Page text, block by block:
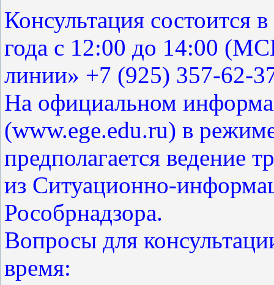
Консультация состоится
года с 12:00 до 14:00
линии» +7 (925) 357-62-
На официальном
(www.ege.edu.ru) в
предполагается ведение
из Ситуационно-
Рособрнадзора.
Вопросы для
время: